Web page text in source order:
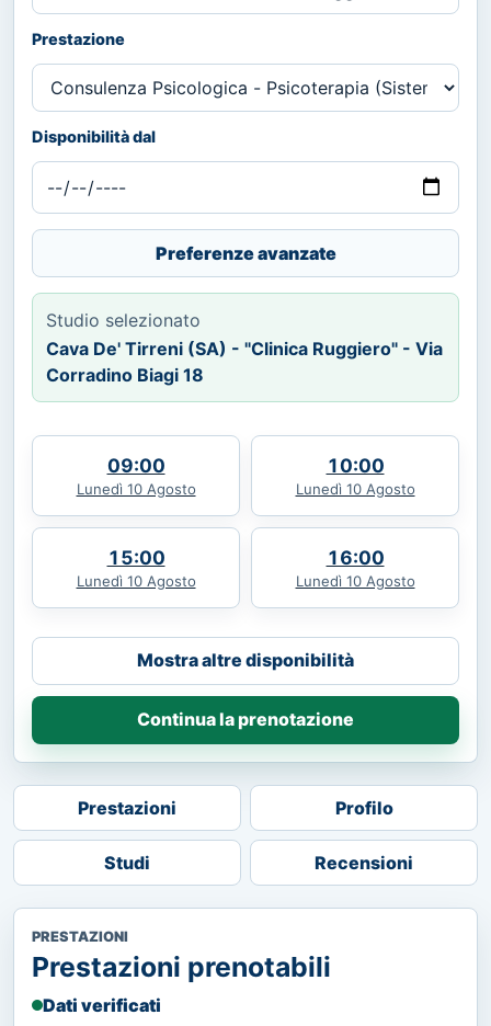
Prestazione
Disponibilità dal
Preferenze avanzate
Studio selezionato
Cava De' Tirreni (SA) - "Clinica Ruggiero" - Via
Corradino Biagi 18
09:00
Lunedì 10 Agosto
10:00
Lunedì 10 Agosto
15:00
Lunedì 10 Agosto
16:00
Lunedì 10 Agosto
Mostra altre disponibilità
Continua la prenotazione
Prestazioni Profilo
Studi Recensioni
PRESTAZIONI
Prestazioni prenotabili
Dati verificati